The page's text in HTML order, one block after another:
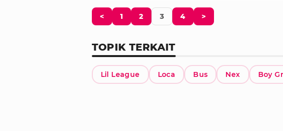
< 1 2 3 4 >
TOPIK TERKAIT
Lil League Loca Bus Nex Boy